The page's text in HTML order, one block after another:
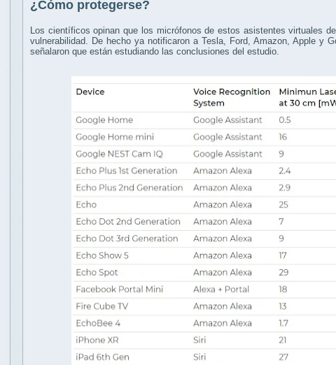
¿Cómo protegerse?
Los científicos opinan que los micrófonos de estos asistentes virtuales
vulnerabilidad. De hecho ya notificaron a Tesla, Ford, Amazon, Apple y
señalaron que están estudiando las conclusiones del estudio.